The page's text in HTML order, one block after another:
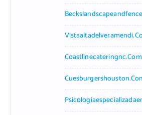
Coastlinecateringnc.com